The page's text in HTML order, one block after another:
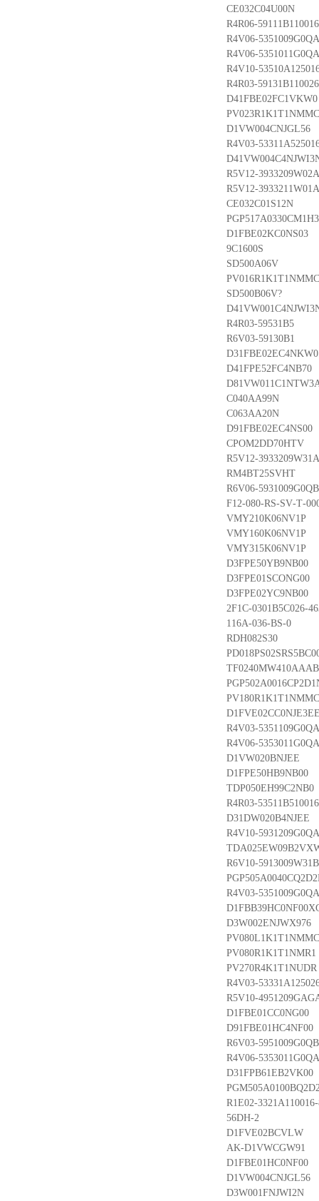
CE032C04U00N
R4R06-
R4V06-
R4V06-
R4V10-
R4R03-
D41FBE02FC1VKW0
PV023R1K1T1NMMC
D1VW004CNJGL56
R4V03-
R5V12-
R5V12-
CE032C01S12N
D1FBE02KC0NS03
9C1600S
SD500A06V
PV016R1K1T1NMMC
SD500B06V?
R4R03-59531B5
R6V03-59130B1
D31FBE02EC4NKW0
D41FPE52FC4NB70
C040AA99N
C063AA20N
D91FBE02EC4NS00
CPOM2DD70HTV
R5V12-
RM4BT25SVHT
R6V06-
F12-080-RS-SV-T-
VMY210K06NV1P
VMY160K06NV1P
VMY315K06NV1P
D3FPE50YB9NB00
D3FPE01SCONG00
D3FPE02YC9NB00
2F1C-0301B5C026-
116A-036-BS-0
RDH082S30
TF0240MW410AAAB
R4V03-
R4V06-
D1VW020BNJEE
D1FPE50HB9NB00
TDP050EH99C2NB0
R4R03-
D31DW020B4NJEE
R4V10-
R6V10-
R4V03-
D3W002ENJWX976
PV080L1K1T1NMMC
PV080R1K1T1NMR1
PV270R4K1T1NUDR
R4V03-
R5V10-
D1FBE01CC0NG00
D91FBE01HC4NF00
R6V03-
R4V06-
D31FPB61EB2VK00
R1E02-
56DH-2
D1FVE02BCVLW
AK-D1VWCGW91
D1FBE01HC0NF00
D1VW004CNJGL56
D3W001FNJWI2N